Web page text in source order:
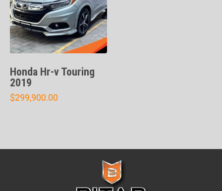
Honda Hr-v Touring
2019
$299,900.00